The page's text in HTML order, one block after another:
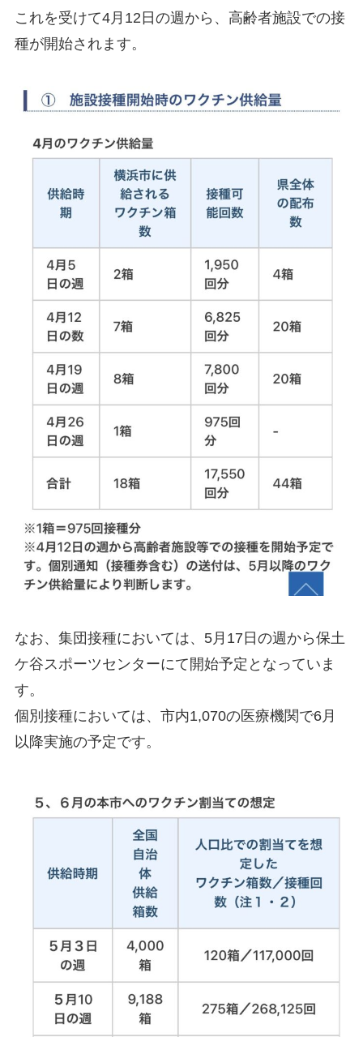
これを受けて4月12日の週から、高齢者施設での接
種が開始されます。
なお、集団接種においては、5月17日の週から保土
ケ谷スポーツセンターにて開始予定となっていま
す。
個別接種においては、市内1,070の医療機関で6月
以降実施の予定です。